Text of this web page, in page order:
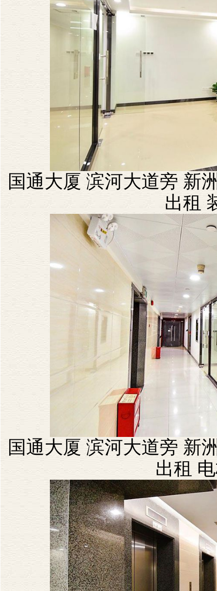
国通大厦 滨河大道旁 新
出租
国通大厦 滨河大道旁 新
出租